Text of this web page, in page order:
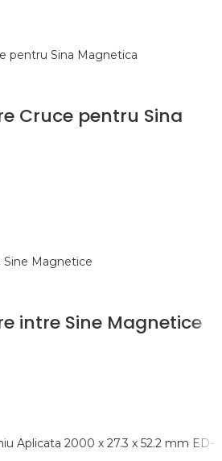
Cruce pentru Sina
intre Sine Magnetice